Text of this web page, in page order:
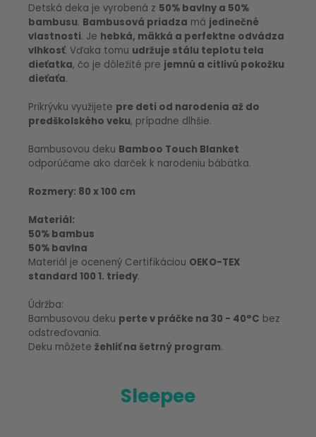
Detská deka je vyrobená z 50% bavlny a 50%
bambusu. Bambusová priadza má jedinečné
vlastnosti. Je hebká, mäkká a perfektne odvádza
vlhkosť. Vďaka tomu udržuje stálu teplotu tela
dieťatka, čo je dôležité pre jemnú a citlivú pokožku
dieťaťa.
Prikrývku využijete pre deti od narodenia až do
predškolského veku, prípadne dlhšie.
Bambusovou deku Bamboo Touch Blanket
odporúčame ako darček k narodeniu bábätka.
Rozmery: 80 x 100 cm
Materiál:
50% bambus
50% bavlna
Materiál je ocenený Certifikáciou OEKO-TEX
standard 100 1. triedy.
Údržba:
Bambusovou deku perte v práčke na 30 - 40°C bez
odstreďovania.
Deku môžete žehliť na šetrný program.
Sleepee